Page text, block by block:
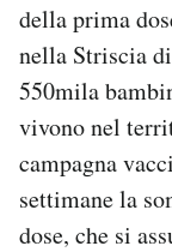
Area
Newsletter
Notifiche
Regala il
Hai bisogno
Esci
della prima
nella Striscia
550mila
vivono nel
campagna
settimane la
dose, che si